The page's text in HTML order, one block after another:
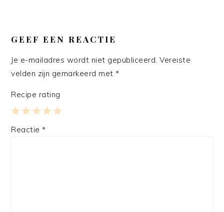
INTERACTIES
GEEF EEN REACTIE
Je e-mailadres wordt niet gepubliceerd. Vereiste
velden zijn gemarkeerd met*
Recipe rating
4
3
2
1
Reactie*